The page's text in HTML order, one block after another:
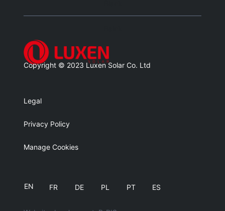
Copyright © 2023 Luxen Solar Co. Ltd
Legal
Privacy Policy
Manage Cookies
EN FR DE PL PT ES